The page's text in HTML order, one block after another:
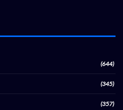
(644)
(345)
(357)